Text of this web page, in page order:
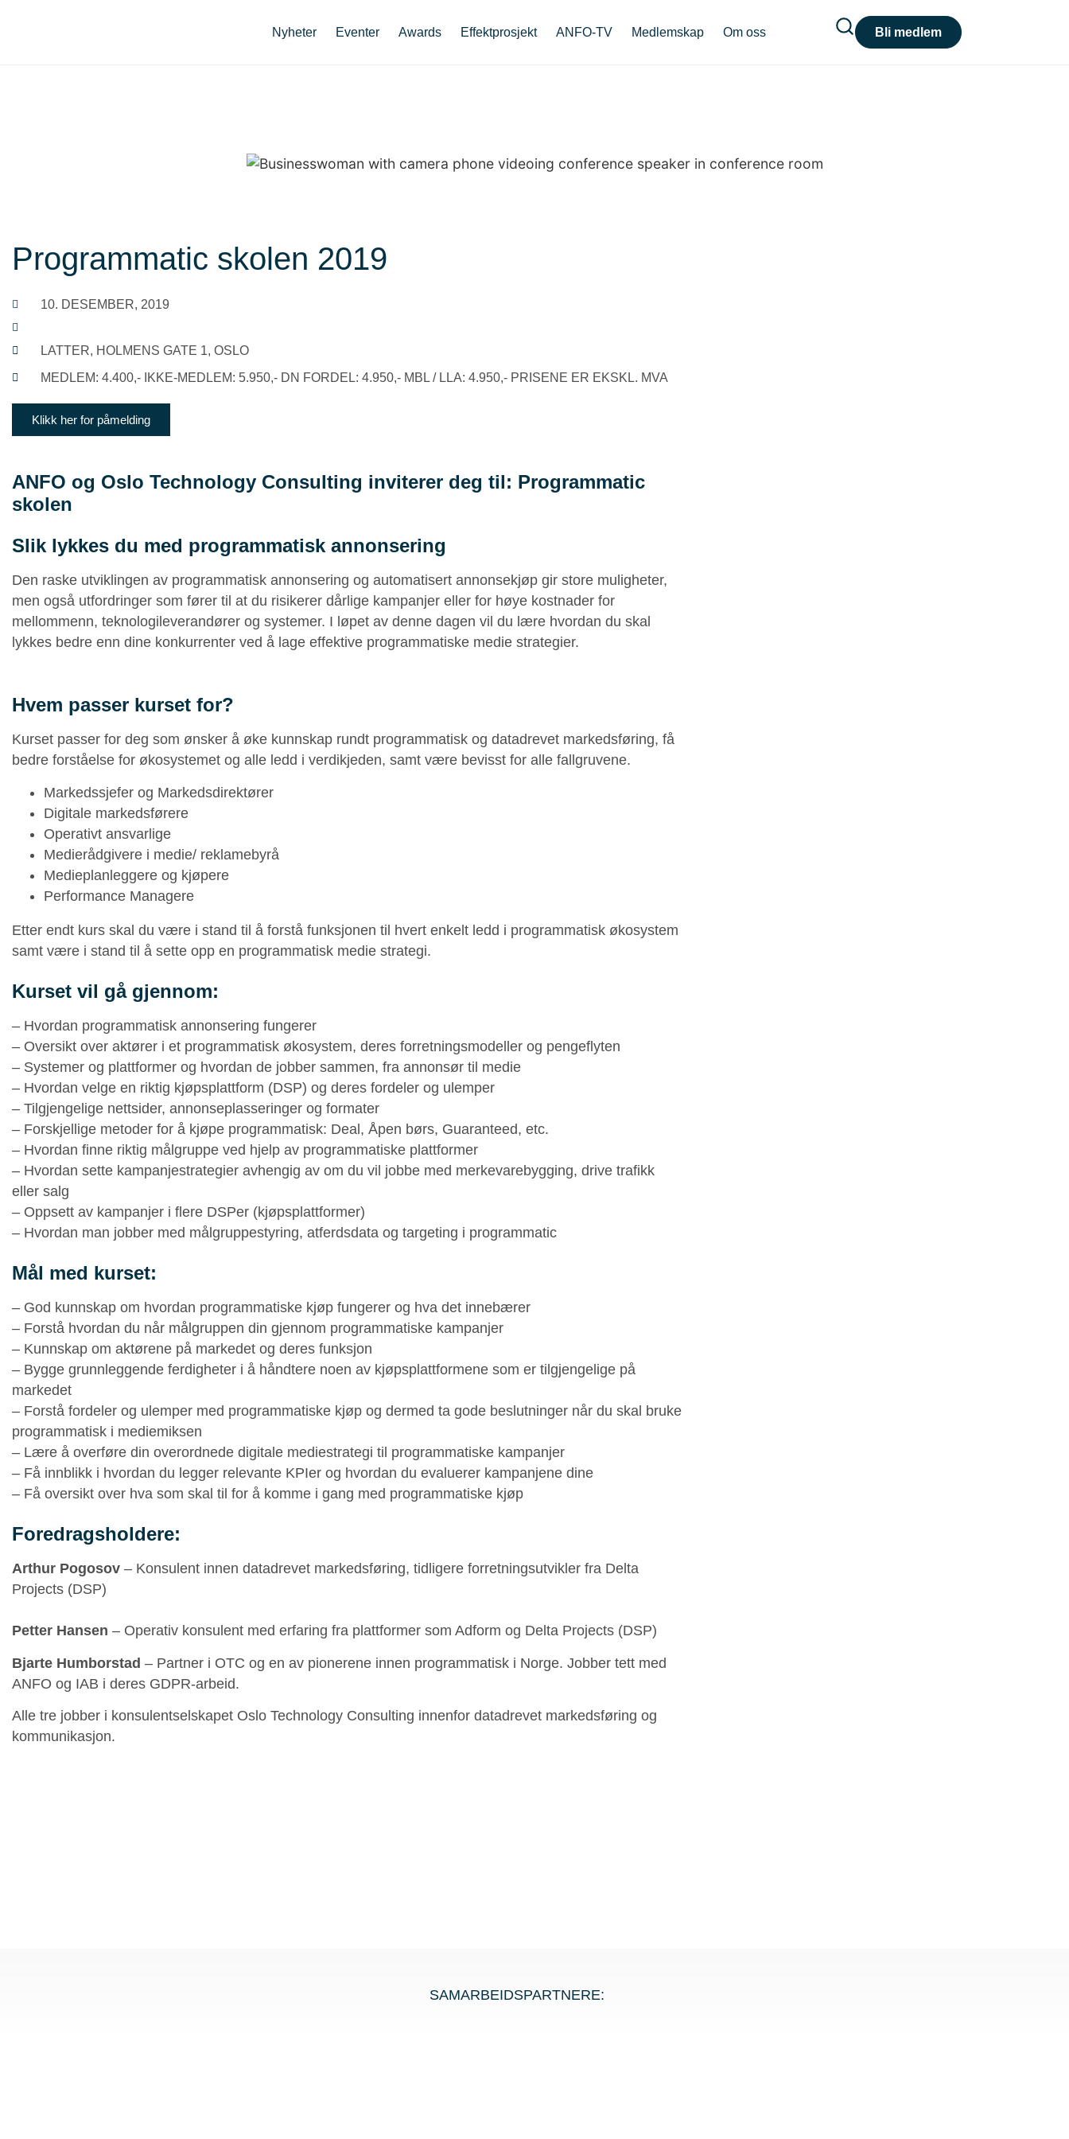
Nyheter Eventer Awards Effektprosjekt ANFO-TV Medlemskap Om oss Bli medlem
Programmatic skolen 2019
10. DESEMBER, 2019
LATTER, HOLMENS GATE 1, OSLO
MEDLEM: 4.400,- IKKE-MEDLEM: 5.950,- DN FORDEL: 4.950,- MBL / LLA: 4.950,- PRISENE ER EKSKL. MVA
Klikk her for påmelding
ANFO og Oslo Technology Consulting inviterer deg til: Programmatic
skolen
Slik lykkes du med programmatisk annonsering
Den raske utviklingen av programmatisk annonsering og automatisert annonsekjøp gir store muligheter,
men også utfordringer som fører til at du risikerer dårlige kampanjer eller for høye kostnader for
mellommenn, teknologileverandører og systemer. I løpet av denne dagen vil du lære hvordan du skal
lykkes bedre enn dine konkurrenter ved å lage effektive programmatiske medie strategier.
Hvem passer kurset for?
Kurset passer for deg som ønsker å øke kunnskap rundt programmatisk og datadrevet markedsføring, få
bedre forståelse for økosystemet og alle ledd i verdikjeden, samt være bevisst for alle fallgruvene.
Markedssjefer og Markedsdirektører
Digitale markedsførere
Operativt ansvarlige
Medierådgivere i medie/ reklamebyrå
Medieplanleggere og kjøpere
Performance Managere
Etter endt kurs skal du være i stand til å forstå funksjonen til hvert enkelt ledd i programmatisk økosystem
samt være i stand til å sette opp en programmatisk medie strategi.
Kurset vil gå gjennom:
– Hvordan programmatisk annonsering fungerer
– Oversikt over aktører i et programmatisk økosystem, deres forretningsmodeller og pengeflyten
– Systemer og plattformer og hvordan de jobber sammen, fra annonsør til medie
– Hvordan velge en riktig kjøpsplattform (DSP) og deres fordeler og ulemper
– Tilgjengelige nettsider, annonseplasseringer og formater
– Forskjellige metoder for å kjøpe programmatisk: Deal, Åpen børs, Guaranteed, etc.
– Hvordan finne riktig målgruppe ved hjelp av programmatiske plattformer
– Hvordan sette kampanjestrategier avhengig av om du vil jobbe med merkevarebygging, drive trafikk
eller salg
– Oppsett av kampanjer i flere DSPer (kjøpsplattformer)
– Hvordan man jobber med målgruppestyring, atferdsdata og targeting i programmatic
Mål med kurset:
– God kunnskap om hvordan programmatiske kjøp fungerer og hva det innebærer
– Forstå hvordan du når målgruppen din gjennom programmatiske kampanjer
– Kunnskap om aktørene på markedet og deres funksjon
– Bygge grunnleggende ferdigheter i å håndtere noen av kjøpsplattformene som er tilgjengelige på
markedet
– Forstå fordeler og ulemper med programmatiske kjøp og dermed ta gode beslutninger når du skal bruke
programmatisk i mediemiksen
– Lære å overføre din overordnede digitale mediestrategi til programmatiske kampanjer
– Få innblikk i hvordan du legger relevante KPIer og hvordan du evaluerer kampanjene dine
– Få oversikt over hva som skal til for å komme i gang med programmatiske kjøp
Foredragsholdere:
Arthur Pogosov – Konsulent innen datadrevet markedsføring, tidligere forretningsutvikler fra Delta
Projects (DSP)
Petter Hansen – Operativ konsulent med erfaring fra plattformer som Adform og Delta Projects (DSP)
Bjarte Humborstad – Partner i OTC og en av pionerene innen programmatisk i Norge. Jobber tett med
ANFO og IAB i deres GDPR-arbeid.
Alle tre jobber i konsulentselskapet Oslo Technology Consulting innenfor datadrevet markedsføring og
kommunikasjon.
SAMARBEIDSPARTNERE: